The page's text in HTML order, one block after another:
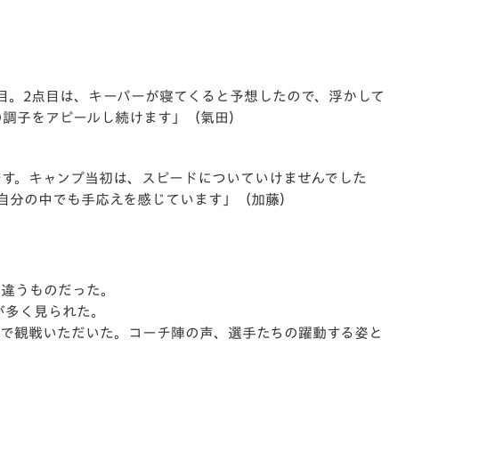
2点目は、キーパーが寝てくると予想したので、 浮かして
子をアピールし続けます」（氣田）
。キャンプ当初は、
スピードについていけませんでした
分の中でも手応えを感じています」（加藤）
うものだった。
く見られた。
観戦いただいた。コーチ陣の声、 選手たちの躍動する姿と